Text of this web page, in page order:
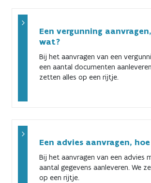
Een vergunning
wat?
Bij het aanvragen van een
een aantal documenten
zetten alles op een rijtje.
Een advies aanvragen,
Bij het aanvragen van een advies
aantal gegevens aanleveren. We
op een rijtje.